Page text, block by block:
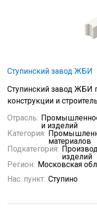
Ступинский завод ЖБИ
Ступинский завод ЖБИ
конструкции и
Отрасль:
и изделий
Категория:
материалов
Подкатегория:
изделий
Регион: Московская
Нас. пункт: Ступино